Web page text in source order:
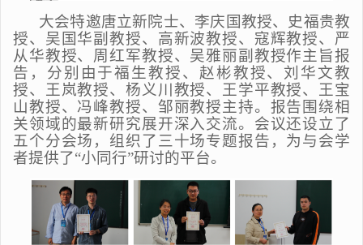
大会特邀唐立新院士、李庆国教授、史福贵教
授、吴国华副教授、高新波教授、寇辉教授、严
从华教授、周红军教授、吴雅丽副教授作主旨报
告，分别由于福生教授、赵彬教授、刘华文教
授、王岚教授、杨义川教授、王学平教授、王宝
山教授、冯峰教授、邹丽教授主持。报告围绕相
关领域的最新研究展开深入交流。会议还设立了
五个分会场，组织了三十场专题报告，为与会学
者提供了“小同行”研讨的平台。